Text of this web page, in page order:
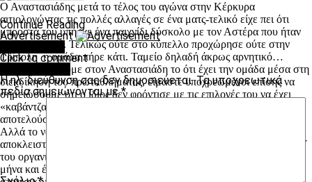
Ο Αναστασιάδης μετά το τέλος του αγώνα στην Κέρκυρα
αιτιολογώντας τις πολλές αλλαγές σε ένα ματς-τελικό είχε πει ότι
μπροστά του υπήρχε ένα παιχνίδι δύσκολο με τον Αστέρα που ήταν
πιο σημαντικό. Τελικώς ούτε στο κύπελλο προχώρησε ούτε στην
Τρίπολη η ομάδα πήρε κάτι. Ταμείο δηλαδή άκρως αρνητικό…
Όπως πιστώνουμε στον Αναστασιάδη το ότι έχει την ομάδα μέσα στη
διεκδίκηση του πρωταθλήματος, είμαστε υποχρεωμένοι επίσης να
σημειώσουμε ότι ο ίδιος δεν φρόντισε με τις επιλογές του να έχει
«καβάντζα» τον στόχο του κυπέλλου που θα το ξαναγράψω και πάλι
αποτελούσε ΜΕΓΑΛΟ στόχο για τον ΠΑΟΚ και όχι βαρίδιο φέτος.
Αλλά το να αλλάξουν τα πράγματα στην ομάδα δεν αφορά
αποκλειστικά τον Αναστασιάδη. Είναι ευθύνη και υποχρέωση ΟΛΟΥ
του οργανισμού που είναι στον ΠΑΟΚ. Είμαστε πλέον στις 12 του
μήνα και έχει γίνει η μεταγραφή του Νομπόα που θα είναι έτοιμος
Continue Reading
Advertisement
Click to comment
Η ηλ. διεύθυνση σας δεν δημοσιεύεται. Τα υποχρεωτικά
πεδία σημειώνονται με*